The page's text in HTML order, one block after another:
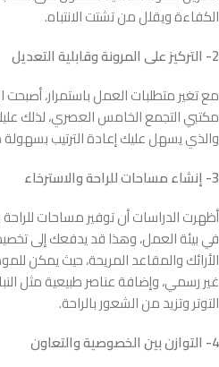
الكفاءة ويقلل من تشتت الانتباه.
2- التركيز على المرونة وقابلية التعديل
مع تغير متطلبات العمل باستمرار،
مكتبي التجمع الخامس العصري، لذلك عليك
والذي يسهل عليك إعادة الترتيب
3- إنشاء مساحات للراحة والاسترخاء
أظهرت الدراسات أن توفير مساحات للراحة
في بيئة العمل، وهذا قد يدفعك إلى
الأرائك والمقاعد المريحة، حيث يمكن
غير رسمي، وإضافة عناصر طبيعية مثل
التوتر وتزيد من الشعور بالراحة.
4- التوازن بين الخصوصية والتعاون